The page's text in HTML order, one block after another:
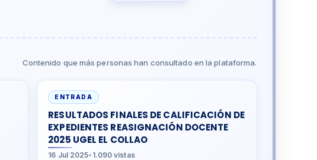
Contenido que más personas han consultado en la plataforma.
ENTRADA
RESULTADOS FINALES DE CALIFICACIÓN DE
EXPEDIENTES REASIGNACIÓN DOCENTE
2025 UGEL EL COLLAO
16 Jul 2025• 1.090 vistas